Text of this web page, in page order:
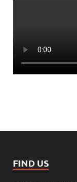
FIND US